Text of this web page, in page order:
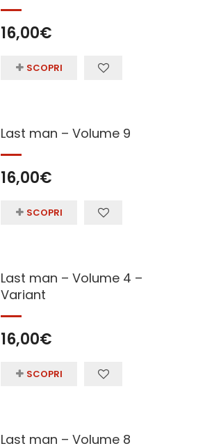
16,00€
SCOPRI
Last man – Volume 9
16,00€
SCOPRI
Last man – Volume 4 –
Variant
16,00€
SCOPRI
Last man – Volume 8